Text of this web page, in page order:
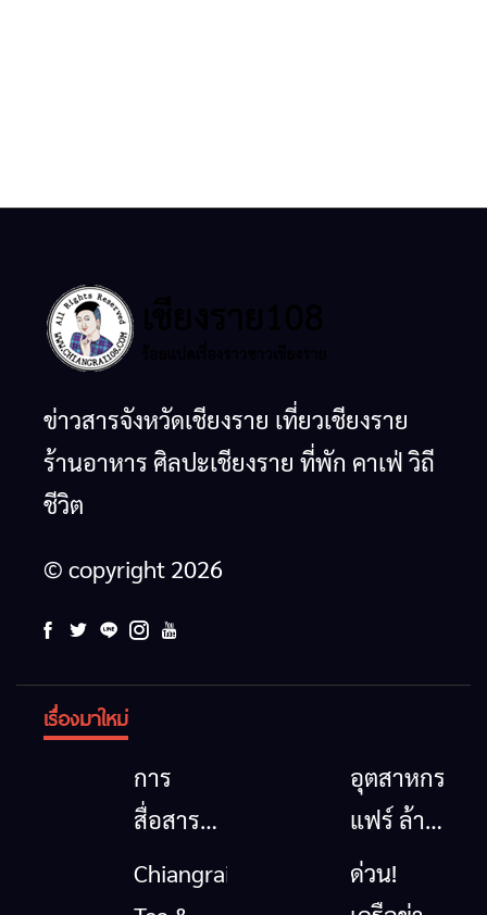
ข่าวสารจังหวัดเชียงราย เที่ยวเชียงราย
ร้านอาหาร ศิลปะเชียงราย ที่พัก คาเฟ่ วิถี
ชีวิต
© copyright 2026
เรื่องมาใหม่
การ
สื่อสาร
โทรคมนาคม
กรณีภัย
อุตสาหกรรม
แฟร์ ล้าน
นาตะวัน
ออก
Chiangrai
ด่วน!